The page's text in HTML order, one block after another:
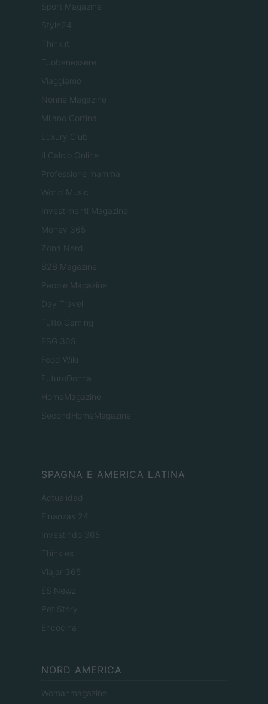
Sport Magazine
Style24
Think.it
Tuobenessere
Viaggiamo
Nonne Magazine
Milano Cortina
Luxury Club
Il Calcio Online
Professione mamma
World Music
Investimenti Magazine
Money 365
Zona Nerd
B2B Magazine
People Magazine
Day Travel
Tutto Gaming
ESG 365
Food Wiki
FuturoDonna
HomeMagazine
SecondHomeMagazine
SPAGNA E AMERICA LATINA
Actualidad
Finanzas 24
Investindo 365
Think.es
Viajar 365
ES Newz
Pet Story
Encocina
NORD AMERICA
Womanmagazine